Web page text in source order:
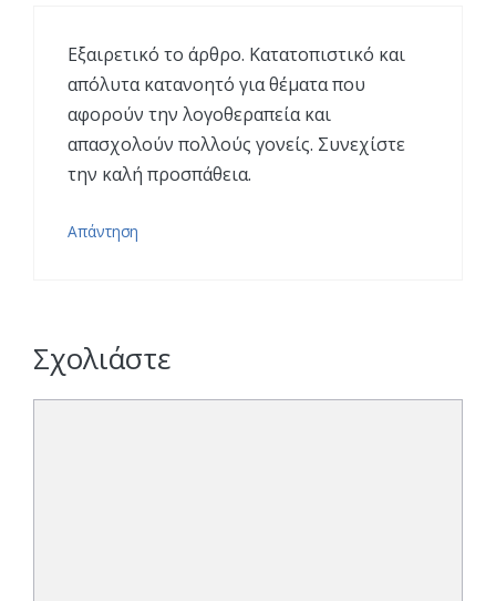
Εξαιρετικό το άρθρο. Κατατοπιστικό και
απόλυτα κατανοητό για θέματα που
αφορούν την λογοθεραπεία και
απασχολούν πολλούς γονείς. Συνεχίστε
την καλή προσπάθεια.
Απάντηση
Σχολιάστε